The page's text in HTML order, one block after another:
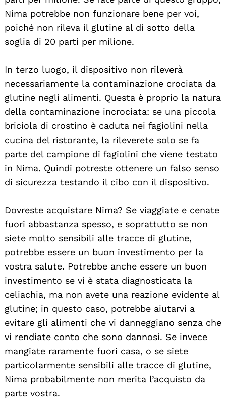
Nima potrebbe non funzionare bene per voi,
poiché non rileva il glutine al di sotto della
soglia di 20 parti per milione.
In terzo luogo, il dispositivo non rileverà
necessariamente la contaminazione crociata da
glutine negli alimenti. Questa è proprio la natura
della contaminazione incrociata: se una piccola
briciola di crostino è caduta nei fagiolini nella
cucina del ristorante, la rileverete solo se fa
parte del campione di fagiolini che viene testato
in Nima. Quindi potreste ottenere un falso senso
di sicurezza testando il cibo con il dispositivo.
Dovreste acquistare Nima? Se viaggiate e cenate
fuori abbastanza spesso, e soprattutto se non
siete molto sensibili alle tracce di glutine,
potrebbe essere un buon investimento per la
vostra salute. Potrebbe anche essere un buon
investimento se vi è stata diagnosticata la
celiachia, ma non avete una reazione evidente al
glutine; in questo caso, potrebbe aiutarvi a
evitare gli alimenti che vi danneggiano senza che
vi rendiate conto che sono dannosi. Se invece
mangiate raramente fuori casa, o se siete
particolarmente sensibili alle tracce di glutine,
Nima probabilmente non merita l’acquisto da
parte vostra.